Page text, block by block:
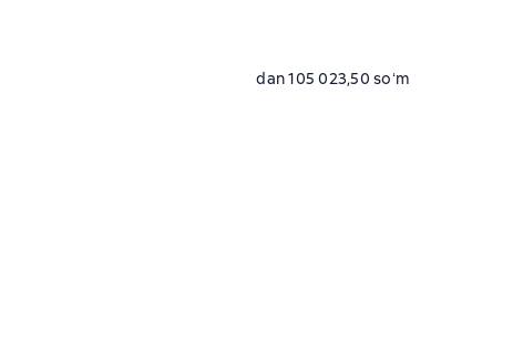
dan 105 023,50 soʻm